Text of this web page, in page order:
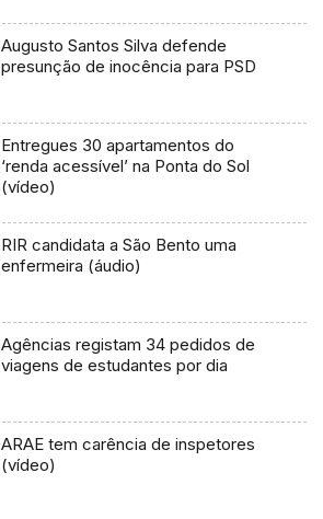
Augusto Santos Silva defende
presunção de inocência para PSD
Entregues 30 apartamentos do
‘renda acessível’ na Ponta do Sol
(vídeo)
RIR candidata a São Bento uma
enfermeira (áudio)
Agências registam 34 pedidos de
viagens de estudantes por dia
ARAE tem carência de inspetores
(vídeo)